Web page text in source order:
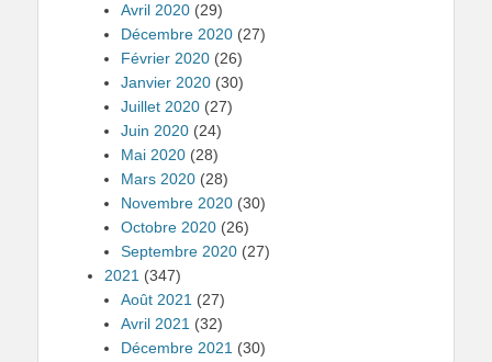
Avril 2020 (29)
Décembre 2020 (27)
Février 2020 (26)
Janvier 2020 (30)
Juillet 2020 (27)
Juin 2020 (24)
Mai 2020 (28)
Mars 2020 (28)
Novembre 2020 (30)
Octobre 2020 (26)
Septembre 2020 (27)
2021 (347)
Août 2021 (27)
Avril 2021 (32)
Décembre 2021 (30)